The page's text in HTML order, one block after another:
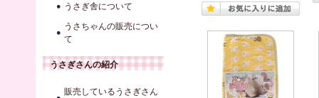
うさぎ舎について
うさちゃんの販売につい
て
うさぎさんの紹介
販売しているうさぎさん